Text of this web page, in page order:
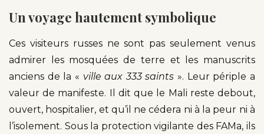
Un voyage hautement symbolique
Ces visiteurs russes ne sont pas seulement venus
admirer les mosquées de terre et les manuscrits
anciens de la « ville aux 333 saints ». Leur périple a
valeur de manifeste. Il dit que le Mali reste debout,
ouvert, hospitalier, et qu’il ne cédera ni à la peur ni à
l’isolement. Sous la protection vigilante des FAMa, ils